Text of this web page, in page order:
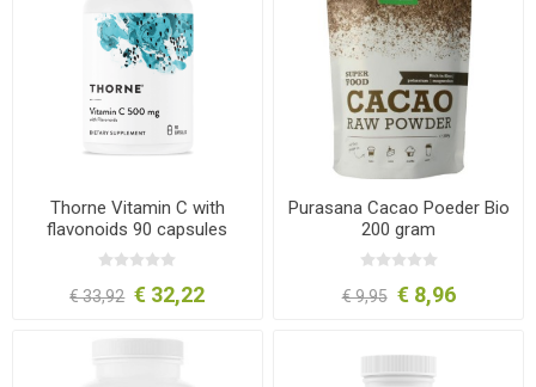
Thorne Vitamin C with
flavonoids 90 capsules
€ 33,92 € 32,22
Purasana Cacao Poeder Bio
200 gram
€ 9,95 € 8,96